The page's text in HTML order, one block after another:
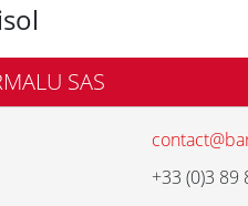
SAS
+33 (0)3 89